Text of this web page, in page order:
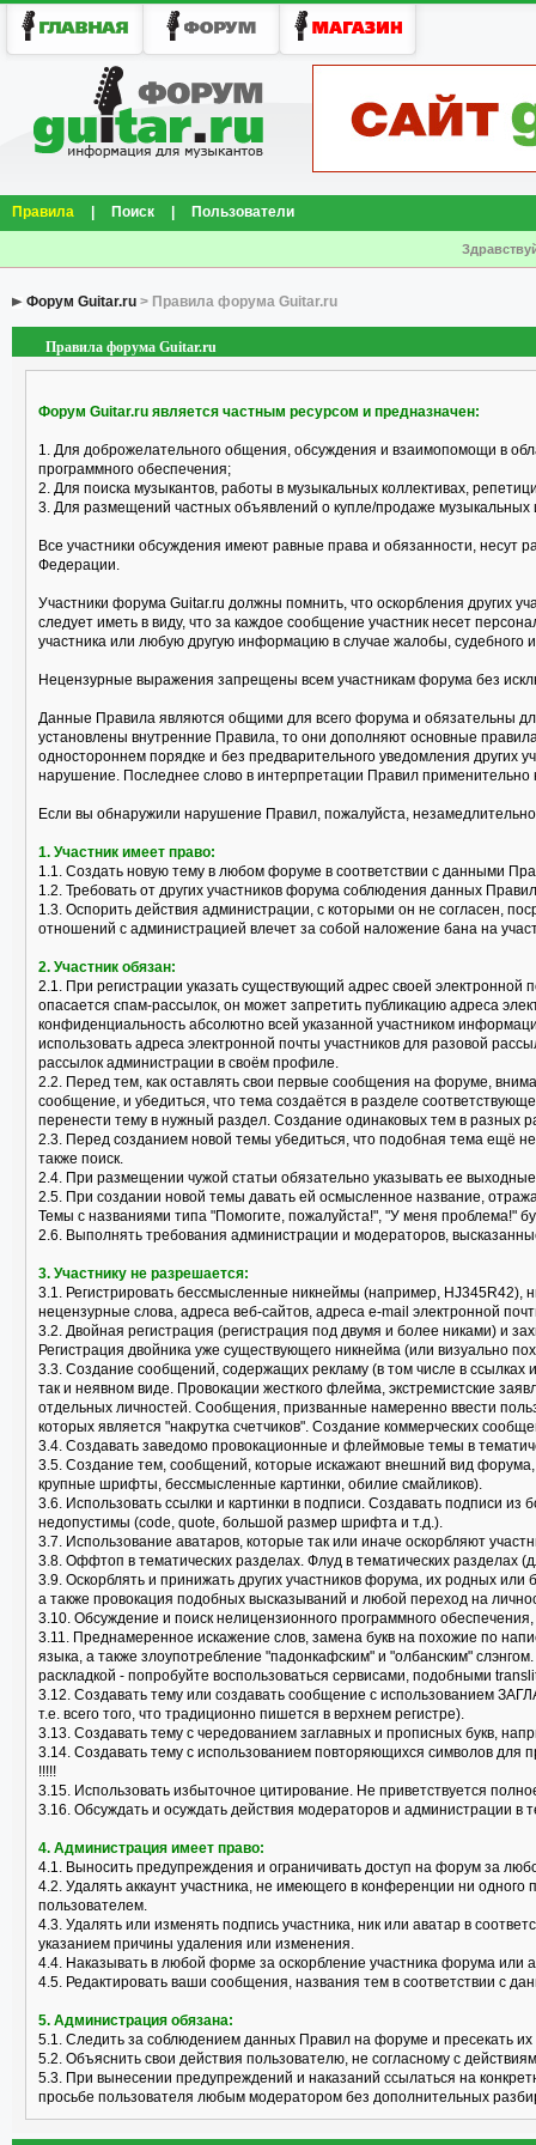
Правила Поиск Пользователи
Форум Guitar.ru > Правила форума Guitar.ru
Правила форума Guitar.ru
Форум Guitar.ru является частным ресурсом и предназначен:
1. Для доброжелательного общения, обсуждения и взаимопомощи в
программного обеспечения;
2. Для поиска музыкантов, работы в музыкальных коллективах,
3. Для размещений частных объявлений о купле/продаже музыкальных
Все участники обсуждения имеют равные права и обязанности, несут
Федерации.
Участники форума Guitar.ru должны помнить, что оскорбления других
следует иметь в виду, что за каждое сообщение участник несет
участника или любую другую информацию в случае жалобы, судебного
Нецензурные выражения запрещены всем участникам форума без
Данные Правила являются общими для всего форума и обязательны
установлены внутренние Правила, то они дополняют основные
одностороннем порядке и без предварительного уведомления других
нарушение. Последнее слово в интерпретации Правил
Если вы обнаружили нарушение Правил, пожалуйста,
1. Участник имеет право:
1.1. Создать новую тему в любом форуме в соответствии с данными
1.2. Требовать от других участников форума соблюдения данных
1.3. Оспорить действия администрации, с которыми он не согласен,
отношений с администрацией влечет за собой наложение бана на
2. Участник обязан:
2.1. При регистрации указать существующий адрес своей электронной
опасается спам-рассылок, он может запретить публикацию адреса
конфиденциальность абсолютно всей указанной участником
использовать адреса электронной почты участников для разовой
рассылок администрации в своём профиле.
2.2. Перед тем, как оставлять свои первые сообщения на форуме,
сообщение, и убедиться, что тема создаётся в разделе
перенести тему в нужный раздел. Создание одинаковых тем в разных
2.3. Перед созданием новой темы убедиться, что подобная тема ещё
также поиск.
2.4. При размещении чужой статьи обязательно указывать ее
2.5. При создании новой темы давать ей осмысленное название,
Темы с названиями типа "Помогите, пожалуйста!", "У меня проблема!"
2.6. Выполнять требования администрации и модераторов,
3. Участнику не разрешается:
3.1. Регистрировать бессмысленные никнеймы (например,
нецензурные слова, адреса веб-сайтов, адреса e-mail электронной
3.2. Двойная регистрация (регистрация под двумя и более никами) и
Регистрация двойника уже существующего никнейма (или визуально
3.3. Создание сообщений, содержащих рекламу (в том числе в
так и неявном виде. Провокации жесткого флейма, экстремистские
отдельных личностей. Сообщения, призванные намеренно ввести
которых является "накрутка счетчиков". Создание коммерческих
3.4. Создавать заведомо провокационные и флеймовые темы в
3.5. Создание тем, сообщений, которые искажают внешний вид
крупные шрифты, бессмысленные картинки, обилие смайликов).
3.6. Использовать ссылки и картинки в подписи. Создавать подписи
недопустимы (code, quote, большой размер шрифта и т.д.).
3.7. Использование аватаров, которые так или иначе оскорбляют
3.8. Оффтоп в тематических разделах. Флуд в тематических разделах
3.9. Оскорблять и принижать других участников форума, их родных
а также провокация подобных высказываний и любой переход на
3.10. Обсуждение и поиск нелицензионного программного
3.11. Преднамеренное искажение слов, замена букв на похожие по
языка, а также злоупотребление "падонкафским" и "олбанским"
раскладкой - попробуйте воспользоваться сервисами, подобными
3.12. Создавать тему или создавать сообщение с использованием
т.е. всего того, что традиционно пишется в верхнем регистре).
3.13. Создавать тему с чередованием заглавных и прописных букв,
3.14. Создавать тему с использованием повторяющихся символов для
!!!!!
3.15. Использовать избыточное цитирование. Не приветствуется
3.16. Обсуждать и осуждать действия модераторов и администрации в
4. Администрация имеет право:
4.1. Выносить предупреждения и ограничивать доступ на форум за
4.2. Удалять аккаунт участника, не имеющего в конференции ни
пользователем.
4.3. Удалять или изменять подпись участника, ник или аватар в
указанием причины удаления или изменения.
4.4. Наказывать в любой форме за оскорбление участника форума или
4.5. Редактировать ваши сообщения, названия тем в соответствии с
5. Администрация обязана:
5.1. Следить за соблюдением данных Правил на форуме и пресекать
5.2. Объяснить свои действия пользователю, не согласному с
5.3. При вынесении предупреждений и наказаний ссылаться на
просьбе пользователя любым модератором без дополнительных